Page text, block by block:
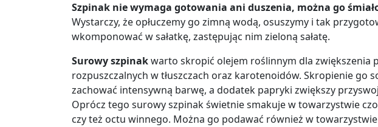
Szpinak nie wymaga gotowania ani duszenia, można go
Wystarczy, że opłuczemy go zimną wodą, osuszymy i tak
wkomponować w sałatkę, zastępując nim zieloną sałatę.
Surowy szpinakwarto skropić olejem roślinnym dla zwiększenia
rozpuszczalnych w tłuszczach oraz karotenoidów. Skropienie go
zachować intensywną barwę, a dodatek papryki zwiększy
Oprócz tego surowy szpinak świetnie smakuje w towarzystwie
czy też octu winnego. Można go podawać również w